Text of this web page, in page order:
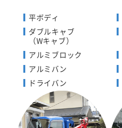
平ボディ
ダブルキャブ
（Wキャブ）
アルミブロック
アルミバン
ドライバン